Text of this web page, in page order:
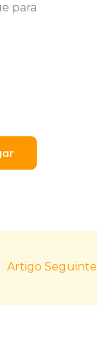
para
Artigo Seguinte